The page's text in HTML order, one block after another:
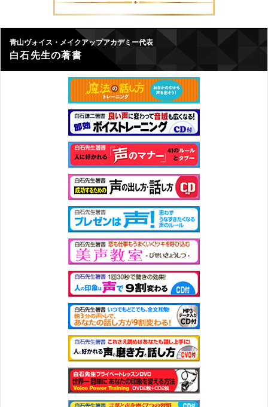
青山ヴォイス・メイクアップアカデミー代表
白石先生の著書